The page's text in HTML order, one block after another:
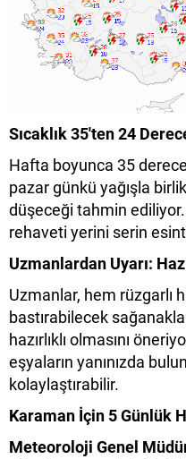
Sıcaklık 35'ten 24
Hafta boyunca 35
pazar günkü yağışla
düşeceği tahmin
rehaveti yerini serin
Uzmanlardan Uyarı:
Uzmanlar, hem rüzgarlı
bastırabilecek
hazırlıklı olmasını
eşyaların yanınızda
kolaylaştırabilir.
Karaman İçin 5 Günlük
Meteoroloji Genel